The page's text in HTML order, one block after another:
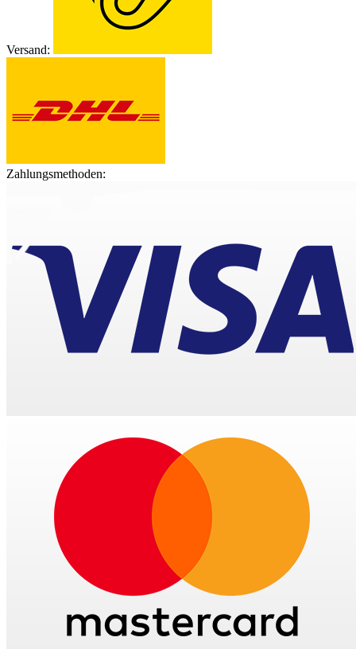
Versand:
Zahlungsmethoden: